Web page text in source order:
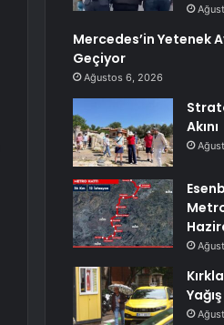
Mercedes’in Yetenek
Geçiyor
Ağustos 6, 2026
Akını
Yağış